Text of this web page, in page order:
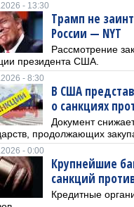
- 13:30
Трамп не
России — NYT
Рассмотрение
президента США.
- 8:30
В США
о санкциях
Документ
продолжающих
- 0:00
Крупнейшие
санкций
Кредитные